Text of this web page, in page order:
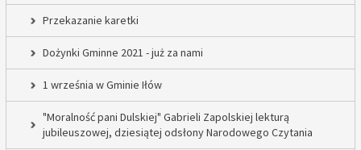
Przekazanie karetki
Dożynki Gminne 2021 - już za nami
1 września w Gminie Iłów
"Moralność pani Dulskiej" Gabrieli Zapolskiej lekturą
jubileuszowej, dziesiątej odsłony Narodowego Czytania